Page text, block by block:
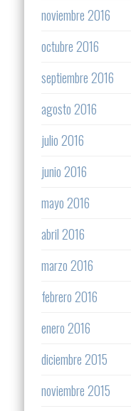
noviembre 2016
octubre 2016
septiembre 2016
agosto 2016
julio 2016
junio 2016
mayo 2016
abril 2016
marzo 2016
febrero 2016
enero 2016
diciembre 2015
noviembre 2015